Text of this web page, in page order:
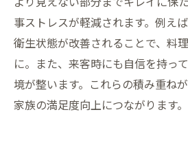
事ストレスが軽減されます。例え
衛生状態が改善されることで、料
に。また、来客時にも自信を持っ
境が整います。これらの積み重ね
家族の満足度向上につながります。